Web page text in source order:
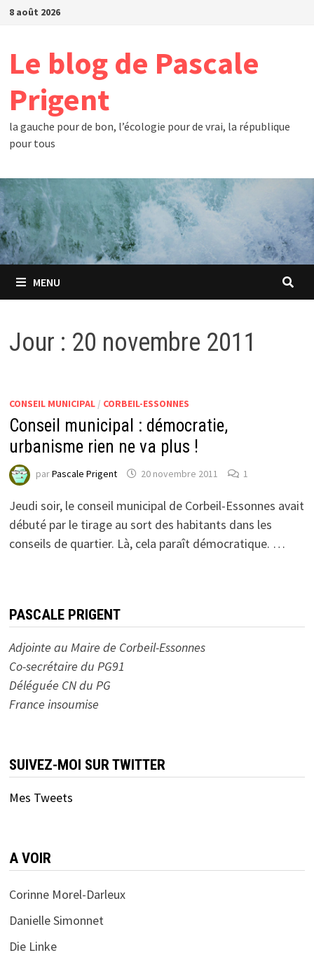
Passer
8 août 2026
Le blog de Pascale
Prigent
la gauche pour de bon, l’écologie pour de vrai, la république
pour tous
MENU
Jour : 20 novembre 2011
CONSEIL MUNICIPAL/ CORBEIL-ESSONNES
Conseil municipal : démocratie,
urbanisme rien ne va plus !
parPascale Prigent 20 novembre 2011 1
Jeudi soir, le conseil municipal de Corbeil-Essonnes avait
débuté par le tirage au sort des habitants dans les
conseils de quartier. Là, cela paraît démocratique. …
PASCALE PRIGENT
Adjointe au Maire de Corbeil-Essonnes
Co-secrétaire du PG91
Déléguée CN du PG
France insoumise
SUIVEZ-MOI SUR TWITTER
Mes Tweets
A VOIR
Corinne Morel-Darleux
Danielle Simonnet
Die Linke